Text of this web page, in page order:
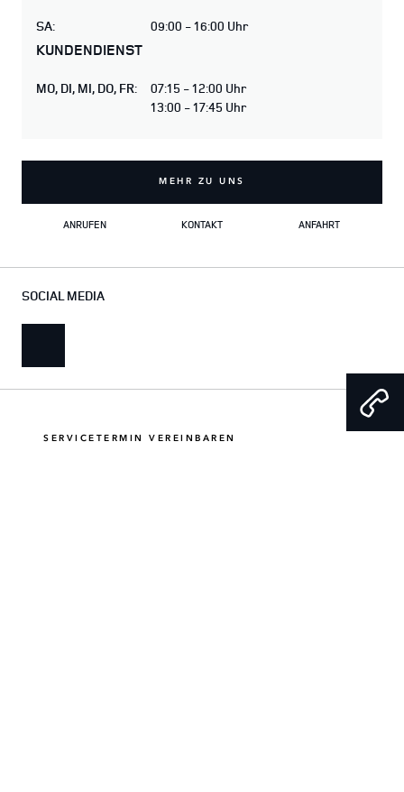
SA: 09:00 - 16:00 Uhr
KUNDENDIENST
MO, DI, MI, DO, FR:
07:15 - 12:00 Uhr
13:00 - 17:45 Uhr
MEHR ZU UNS
ANRUFEN KONTAKT ANFAHRT
SERVICETERMIN VEREINBAREN
SOCIAL MEDIA